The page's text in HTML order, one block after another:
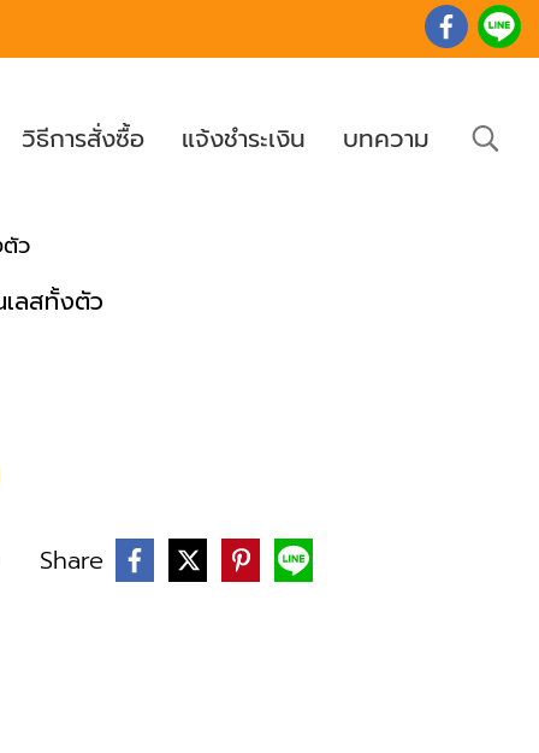
วิธีการสั่งซื้อ แจ้งชำระเงิน บทความ
ว
เลสทั้งตัว
Share